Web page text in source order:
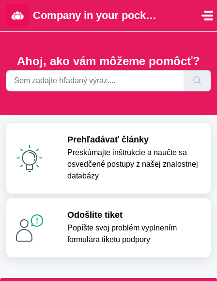
Company in your pocket | Portal
Ahoj, ako vám môžeme pomôcť?
Prehľadávať články
Preskúmajte inštrukcie a naučte sa
osvedčené postupy z našej znalostnej
databázy
Odošlite tiket
Popíšte svoj problém vyplnením
formulára tiketu podpory